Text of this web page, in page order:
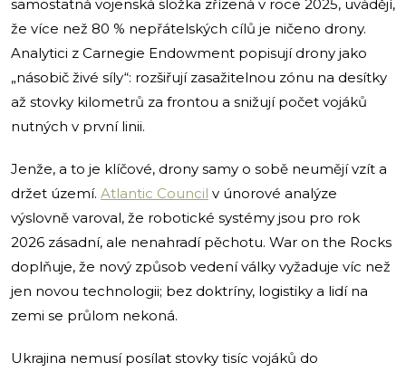
samostatná vojenská složka zřízená v roce 2025, uvádějí,
že více než 80 % nepřátelských cílů je ničeno drony.
Analytici z Carnegie Endowment popisují drony jako
„násobič živé síly“: rozšiřují zasažitelnou zónu na desítky
až stovky kilometrů za frontou a snižují počet vojáků
nutných v první linii.
Jenže, a to je klíčové, drony samy o sobě neumějí vzít a
držet území. Atlantic Council v únorové analýze
výslovně varoval, že robotické systémy jsou pro rok
2026 zásadní, ale nenahradí pěchotu. War on the Rocks
doplňuje, že nový způsob vedení války vyžaduje víc než
jen novou technologii; bez doktríny, logistiky a lidí na
zemi se průlom nekoná.
Ukrajina nemusí posílat stovky tisíc vojáků do